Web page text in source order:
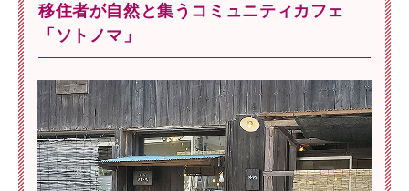
移住者が自然と集うコミュニティカフェ
「ソトノマ」